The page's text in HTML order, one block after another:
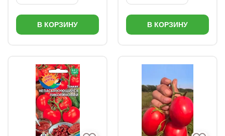
В КОРЗИНУ В КОРЗИНУ